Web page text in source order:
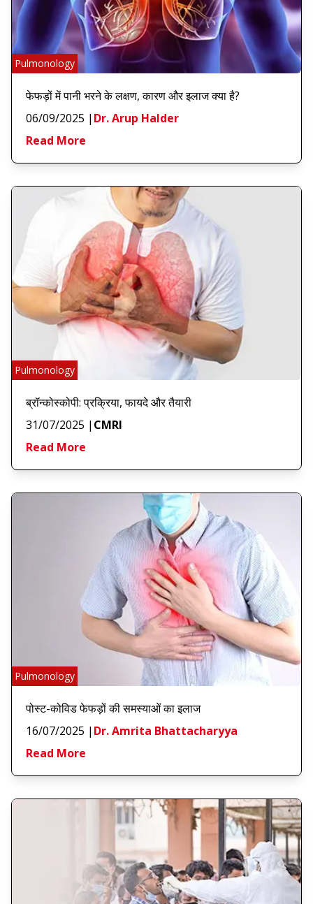
Pulmonology
फेफड़ों में पानी भरने के लक्षण, कारण और इलाज क्या है?
06/09/2025 | Dr. Arup Halder
Read More
Pulmonology
ब्रॉन्कोस्कोपी: प्रक्रिया, फायदे और तैयारी
31/07/2025 | CMRI
Read More
Pulmonology
पोस्ट-कोविड फेफड़ों की समस्याओं का इलाज
16/07/2025 | Dr. Amrita Bhattacharyya
Read More